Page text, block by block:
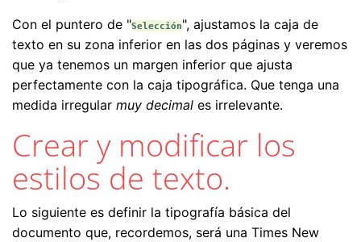
Con el puntero de "Selección", ajustamos la caja de
texto en su zona inferior en las dos páginas y veremos
que ya tenemos un margen inferior que ajusta
perfectamente con la caja tipográfica. Que tenga una
medida irregular muy decimal es irrelevante.
Crear y modificar los
estilos de texto.
Lo siguiente es definir la tipografía básica del
documento que, recordemos, será una Times New